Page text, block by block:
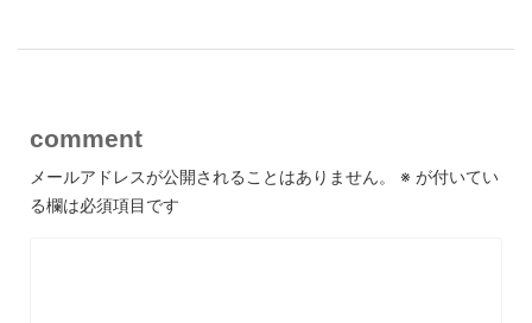
comment
メールアドレスが公開されることはありません。 ※ が付いてい
る欄は必須項目です